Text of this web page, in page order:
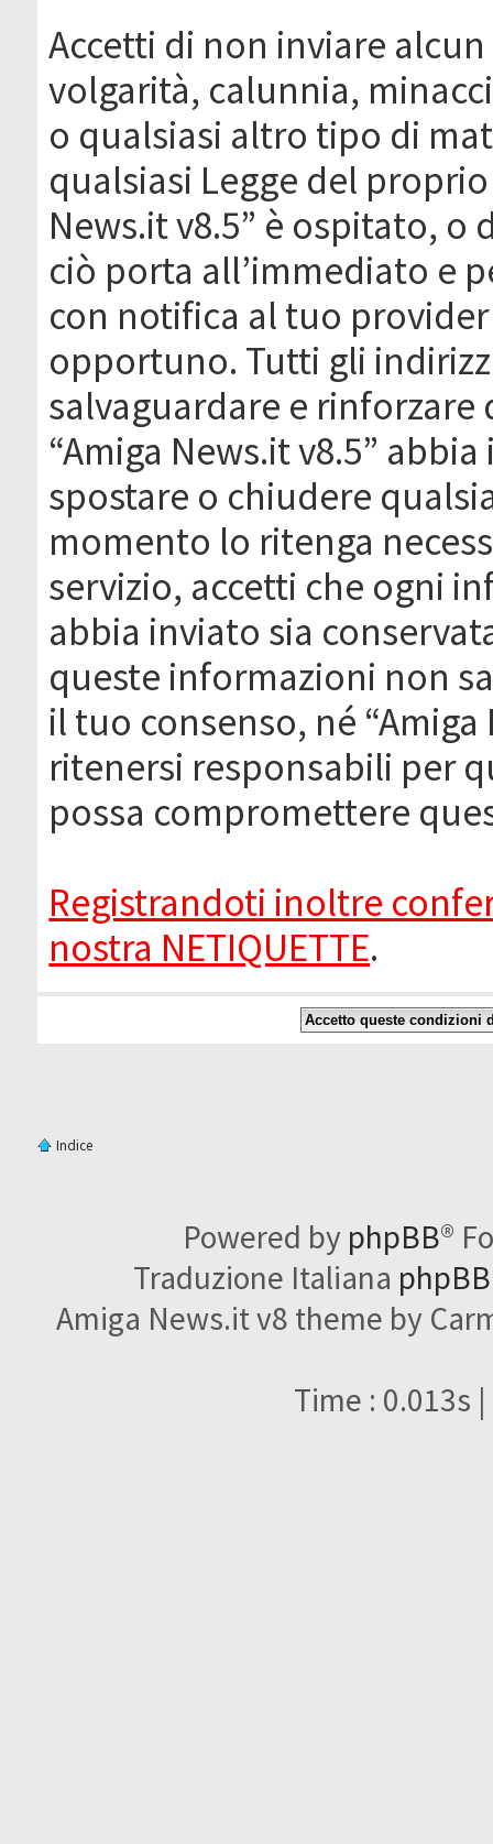
Accetti di non inviare
volgarità, calunnia,
o qualsiasi altro tipo di
qualsiasi Legge del
News.it v8.5” è ospitato, o
ciò porta all’immediato e
con notifica al tuo
opportuno. Tutti gli
salvaguardare e
“Amiga News.it v8.5”
spostare o chiudere
momento lo ritenga
servizio, accetti che ogni
abbia inviato sia
queste informazioni non
il tuo consenso, né
ritenersi responsabili per
possa compromettere
Registrandoti inoltre
nostra NETIQUETTE.
Indice
Powered by phpBB®
Traduzione Italiana
Amiga News.it v8 theme by
Time : 0.013s